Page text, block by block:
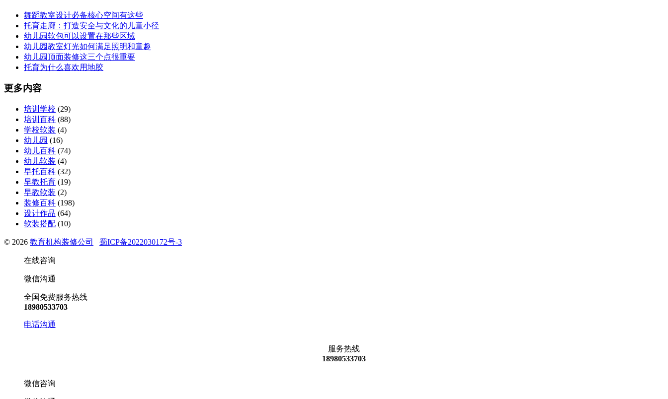
舞蹈教室设计必备核心空间有这些
托育走廊：打造安全与文化的儿童小径
幼儿园软包可以设置在那些区域
幼儿园教室灯光如何满足照明和童趣
幼儿园顶面装修这三个点很重要
托育为什么喜欢用地胶
更多内容
培训学校 (29)
培训百科 (88)
学校软装 (4)
幼儿园 (16)
幼儿百科 (74)
幼儿软装 (4)
早托百科 (32)
早教托育 (19)
早教软装 (2)
装修百科 (198)
设计作品 (64)
软装搭配 (10)
© 2026 教育机构装修公司 蜀ICP备2022030172号-3
在线咨询
微信沟通
全国免费服务热线
18980533703
电话沟通
服务热线
18980533703
微信咨询